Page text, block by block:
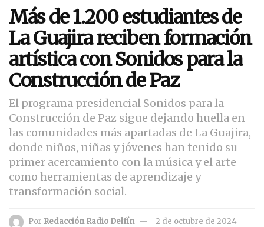
Más de 1.200 estudiantes de
La Guajira reciben formación
artística con Sonidos para la
Construcción de Paz
El programa presidencial Sonidos para la
Construcción de Paz sigue dejando huella en
las comunidades más apartadas de La Guajira,
donde niños, niñas y jóvenes han tenido su
primer acercamiento con la música y el arte
como herramientas de aprendizaje y
transformación social.
Por Redacción Radio Delfín
2 de octubre de 2024